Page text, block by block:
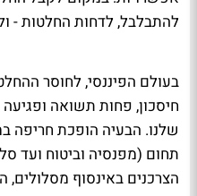
להתבלבל, לדחות החלטות -
בעולם הפיננסי, לחוסר
חיסכון, פחות תשואה
שלנו. הבעיה הופכת חריפה
תחום (מפנסיה וביטוח ועד
הצרכנים באינסוף מסלולים,